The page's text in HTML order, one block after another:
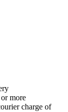
more
charge of